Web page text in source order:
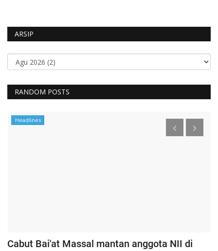
ARSIP
RANDOM POSTS
Headlines
Cabut Bai'at Massal mantan anggota NII di